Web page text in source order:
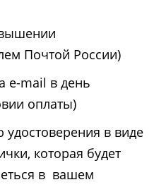
Почтой России)
e-mail в день
оплаты)
в виде
которая будет
в вашем